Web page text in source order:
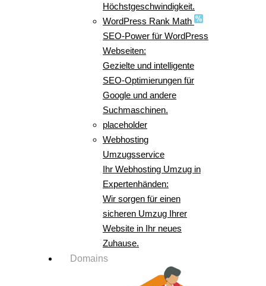
Höchstgeschwindigkeit.
WordPress Rank Math
SEO-Power für WordPress
Webseiten:
Gezielte und intelligente
SEO-Optimierungen für
Google und andere
Suchmaschinen.
placeholder
Webhosting
Umzugsservice
Ihr Webhosting Umzug in
Expertenhänden:
Wir sorgen für einen
sicheren Umzug Ihrer
Website in Ihr neues
Zuhause.
Domains